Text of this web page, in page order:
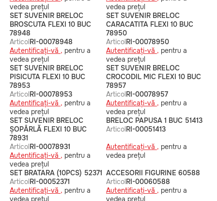
vedea prețul
vedea prețul
SET SUVENIR BRELOC
BROSCUTA FLEXI 10 BUC
78948
ArticolRI-00078948
Autentificați-vă , pentru a
vedea prețul
SET SUVENIR BRELOC
CARACATITA FLEXI 10 BUC
78950
ArticolRI-00078950
Autentificați-vă , pentru a
vedea prețul
SET SUVENIR BRELOC
PISICUTA FLEXI 10 BUC
78953
ArticolRI-00078953
Autentificați-vă , pentru a
vedea prețul
SET SUVENIR BRELOC
CROCODIL MIC FLEXI 10 BUC
78957
ArticolRI-00078957
Autentificați-vă , pentru a
vedea prețul
SET SUVENIR BRELOC
ȘOPÂRLĂ FLEXI 10 BUC
78931
ArticolRI-00078931
Autentificați-vă , pentru a
vedea prețul
BRELOC PAPUSA 1 BUC 51413
ArticolRI-00051413
Autentificați-vă , pentru a
vedea prețul
SET BRATARA (10PCS) 52371
ArticolRI-00052371
Autentificați-vă , pentru a
vedea prețul
ACCESORII FIGURINE 60588
ArticolRI-00060588
Autentificați-vă , pentru a
vedea prețul